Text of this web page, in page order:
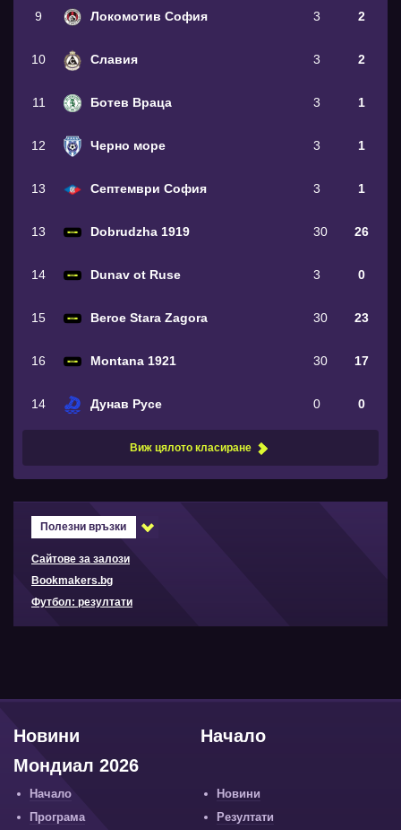
9 Локомотив София 3 2
10 Славия 3 2
11 Ботев Враца 3 1
12 Черно море 3 1
13 Септември София 3 1
13 Dobrudzha 1919 30 26
14 Dunav ot Ruse 3 0
15 Beroe Stara Zagora 30 23
16 Montana 1921 30 17
14 Дунав Русе 0 0
Виж цялото класиране
Полезни връзки
Сайтове за залози
Bookmakers.bg
Футбол: резултати
Начало
Новини
Мондиал 2026
Начало
Новини
Програма
Резултати